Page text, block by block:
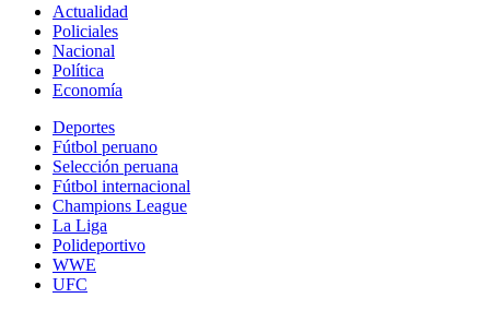
Actualidad
Policiales
Nacional
Política
Economía
Deportes
Fútbol peruano
Selección peruana
Fútbol internacional
Champions League
La Liga
Polideportivo
WWE
UFC